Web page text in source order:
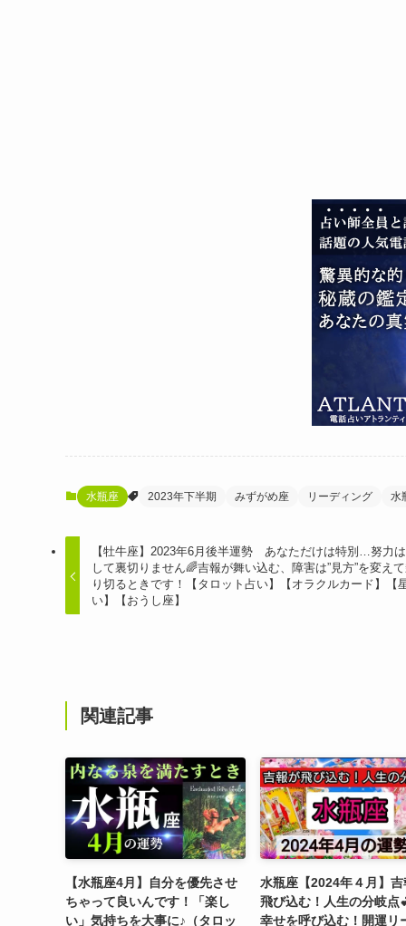
水瓶座 2023年下半期 みずがめ座 リーディング 水
【牡牛座】2023年6月後半運勢 あなただけは特別…努力
して裏切りません🌈吉報が舞い込む、障害は”見方”を変え
り切るときです！【タロット占い】【オラクルカード】【
い】【おうし座】
関連記事
【水瓶座4月】自分を優先させ
ちゃって良いんです！「楽し
い」気持ちを大事に♪（タロッ
水瓶座【2024年４月】吉
飛び込む！人生の分岐点
幸せを呼び込む！開運リ